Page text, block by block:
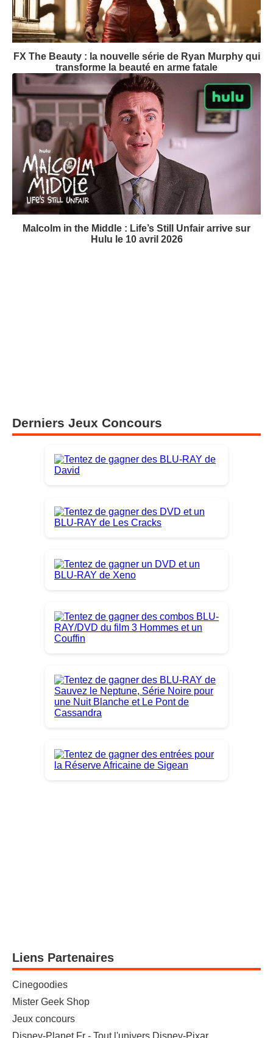
FX The Beauty : la nouvelle série de Ryan Murphy qui
transforme la beauté en arme fatale
Malcolm in the Middle : Life’s Still Unfair arrive sur
Hulu le 10 avril 2026
Derniers Jeux Concours
Liens Partenaires
Cinegoodies
Mister Geek Shop
Jeux concours
Disney-Planet.Fr - Tout l'univers Disney-Pixar.